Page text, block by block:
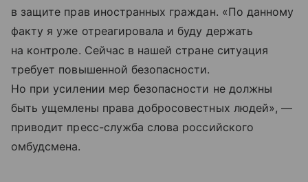
в защите прав иностранных граждан. «По данному
факту я уже отреагировала и буду держать
на контроле. Сейчас в нашей стране ситуация
требует повышенной безопасности.
Но при усилении мер безопасности не должны
быть ущемлены права добросовестных людей», —
приводит пресс-служба слова российского
омбудсмена.